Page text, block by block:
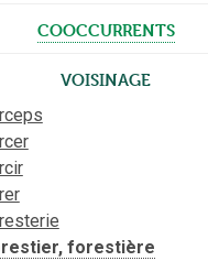
cooccurrents
Voisinage
forestière